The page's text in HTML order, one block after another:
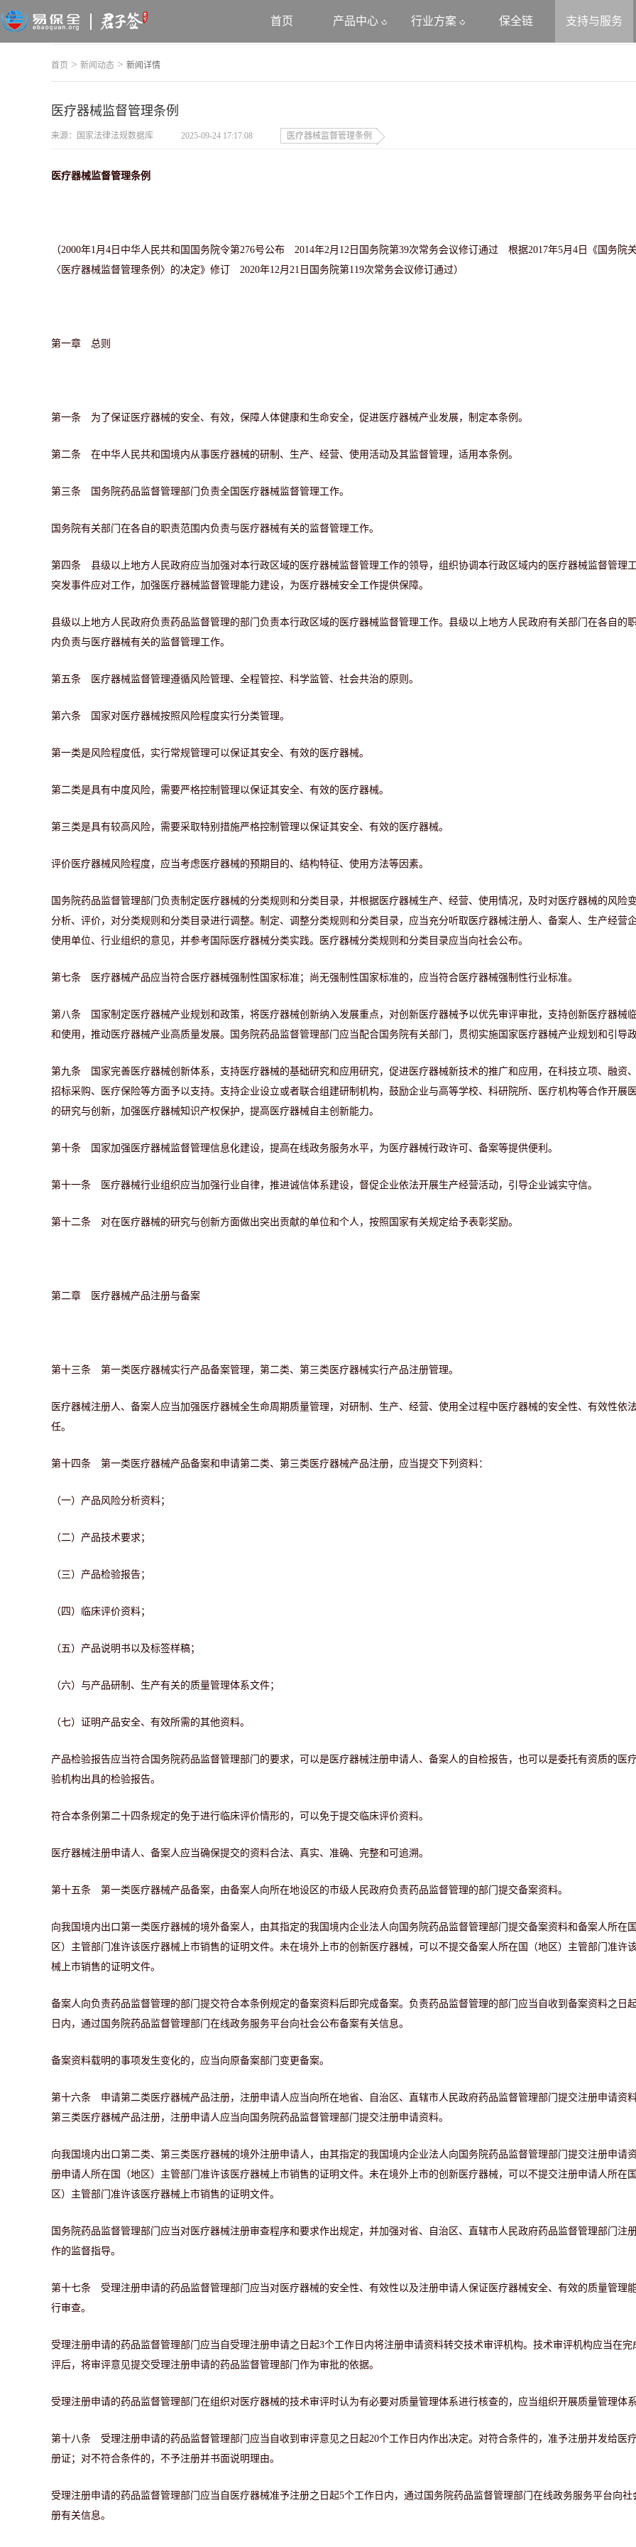
首页 产品中心 行业方案 保全链 支持与服务
首页 > 新闻动态 > 新闻详情
医疗器械监督管理条例
来源：国家法律法规数据库 2025-09-24 17:17:08 医疗器械监督管理条例
医疗器械监督管理条例
（2000年1月4日中华人民共和国国务院令第276号公布 2014年2月12日国务院第39次常务会议修订通过 根据2017年5月4日《国务院
〈医疗器械监督管理条例〉的决定》修订 2020年12月21日国务院第119次常务会议修订通过）
第一章 总则
第一条 为了保证医疗器械的安全、有效，保障人体健康和生命安全，促进医疗器械产业发展，制定本条例。
第二条 在中华人民共和国境内从事医疗器械的研制、生产、经营、使用活动及其监督管理，适用本条例。
第三条 国务院药品监督管理部门负责全国医疗器械监督管理工作。
国务院有关部门在各自的职责范围内负责与医疗器械有关的监督管理工作。
第四条 县级以上地方人民政府应当加强对本行政区域的医疗器械监督管理工作的领导，组织协调本行政区域内的医疗器械监督管理
突发事件应对工作，加强医疗器械监督管理能力建设，为医疗器械安全工作提供保障。
县级以上地方人民政府负责药品监督管理的部门负责本行政区域的医疗器械监督管理工作。县级以上地方人民政府有关部门在各自的
内负责与医疗器械有关的监督管理工作。
第五条 医疗器械监督管理遵循风险管理、全程管控、科学监管、社会共治的原则。
第六条 国家对医疗器械按照风险程度实行分类管理。
第一类是风险程度低，实行常规管理可以保证其安全、有效的医疗器械。
第二类是具有中度风险，需要严格控制管理以保证其安全、有效的医疗器械。
第三类是具有较高风险，需要采取特别措施严格控制管理以保证其安全、有效的医疗器械。
评价医疗器械风险程度，应当考虑医疗器械的预期目的、结构特征、使用方法等因素。
国务院药品监督管理部门负责制定医疗器械的分类规则和分类目录，并根据医疗器械生产、经营、使用情况，及时对医疗器械的风险
分析、评价，对分类规则和分类目录进行调整。制定、调整分类规则和分类目录，应当充分听取医疗器械注册人、备案人、生产经营
使用单位、行业组织的意见，并参考国际医疗器械分类实践。医疗器械分类规则和分类目录应当向社会公布。
第七条 医疗器械产品应当符合医疗器械强制性国家标准；尚无强制性国家标准的，应当符合医疗器械强制性行业标准。
第八条 国家制定医疗器械产业规划和政策，将医疗器械创新纳入发展重点，对创新医疗器械予以优先审评审批，支持创新医疗器械
和使用，推动医疗器械产业高质量发展。国务院药品监督管理部门应当配合国务院有关部门，贯彻实施国家医疗器械产业规划和引导
第九条 国家完善医疗器械创新体系，支持医疗器械的基础研究和应用研究，促进医疗器械新技术的推广和应用，在科技立项、融资
招标采购、医疗保险等方面予以支持。支持企业设立或者联合组建研制机构，鼓励企业与高等学校、科研院所、医疗机构等合作开展
的研究与创新，加强医疗器械知识产权保护，提高医疗器械自主创新能力。
第十条 国家加强医疗器械监督管理信息化建设，提高在线政务服务水平，为医疗器械行政许可、备案等提供便利。
第十一条 医疗器械行业组织应当加强行业自律，推进诚信体系建设，督促企业依法开展生产经营活动，引导企业诚实守信。
第十二条 对在医疗器械的研究与创新方面做出突出贡献的单位和个人，按照国家有关规定给予表彰奖励。
第二章 医疗器械产品注册与备案
第十三条 第一类医疗器械实行产品备案管理，第二类、第三类医疗器械实行产品注册管理。
医疗器械注册人、备案人应当加强医疗器械全生命周期质量管理，对研制、生产、经营、使用全过程中医疗器械的安全性、有效性依
任。
第十四条 第一类医疗器械产品备案和申请第二类、第三类医疗器械产品注册，应当提交下列资料：
（一）产品风险分析资料；
（二）产品技术要求；
（三）产品检验报告；
（四）临床评价资料；
（五）产品说明书以及标签样稿；
（六）与产品研制、生产有关的质量管理体系文件；
（七）证明产品安全、有效所需的其他资料。
产品检验报告应当符合国务院药品监督管理部门的要求，可以是医疗器械注册申请人、备案人的自检报告，也可以是委托有资质的医
验机构出具的检验报告。
符合本条例第二十四条规定的免于进行临床评价情形的，可以免于提交临床评价资料。
医疗器械注册申请人、备案人应当确保提交的资料合法、真实、准确、完整和可追溯。
第十五条 第一类医疗器械产品备案，由备案人向所在地设区的市级人民政府负责药品监督管理的部门提交备案资料。
向我国境内出口第一类医疗器械的境外备案人，由其指定的我国境内企业法人向国务院药品监督管理部门提交备案资料和备案人所在
区）主管部门准许该医疗器械上市销售的证明文件。未在境外上市的创新医疗器械，可以不提交备案人所在国（地区）主管部门准许
械上市销售的证明文件。
备案人向负责药品监督管理的部门提交符合本条例规定的备案资料后即完成备案。负责药品监督管理的部门应当自收到备案资料之日
日内，通过国务院药品监督管理部门在线政务服务平台向社会公布备案有关信息。
备案资料载明的事项发生变化的，应当向原备案部门变更备案。
第十六条 申请第二类医疗器械产品注册，注册申请人应当向所在地省、自治区、直辖市人民政府药品监督管理部门提交注册申请资
第三类医疗器械产品注册，注册申请人应当向国务院药品监督管理部门提交注册申请资料。
向我国境内出口第二类、第三类医疗器械的境外注册申请人，由其指定的我国境内企业法人向国务院药品监督管理部门提交注册申请
册申请人所在国（地区）主管部门准许该医疗器械上市销售的证明文件。未在境外上市的创新医疗器械，可以不提交注册申请人所在
区）主管部门准许该医疗器械上市销售的证明文件。
国务院药品监督管理部门应当对医疗器械注册审查程序和要求作出规定，并加强对省、自治区、直辖市人民政府药品监督管理部门注
作的监督指导。
第十七条 受理注册申请的药品监督管理部门应当对医疗器械的安全性、有效性以及注册申请人保证医疗器械安全、有效的质量管理
行审查。
受理注册申请的药品监督管理部门应当自受理注册申请之日起3个工作日内将注册申请资料转交技术审评机构。技术审评机构应当在完
评后，将审评意见提交受理注册申请的药品监督管理部门作为审批的依据。
受理注册申请的药品监督管理部门在组织对医疗器械的技术审评时认为有必要对质量管理体系进行核查的，应当组织开展质量管理体
第十八条 受理注册申请的药品监督管理部门应当自收到审评意见之日起20个工作日内作出决定。对符合条件的，准予注册并发给医
册证；对不符合条件的，不予注册并书面说明理由。
受理注册申请的药品监督管理部门应当自医疗器械准予注册之日起5个工作日内，通过国务院药品监督管理部门在线政务服务平台向社
册有关信息。